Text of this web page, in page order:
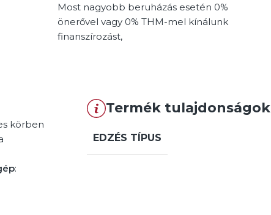
Most nagyobb beruházás esetén 0%
önerővel vagy 0% THM-mel kínálunk
finanszírozást,
körben
:
Termék tulajdonságok
EDZÉS TÍPUS